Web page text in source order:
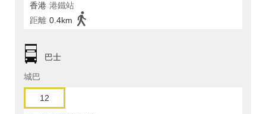
香港 港鐵站
距離 0.4km
巴士
城巴
12